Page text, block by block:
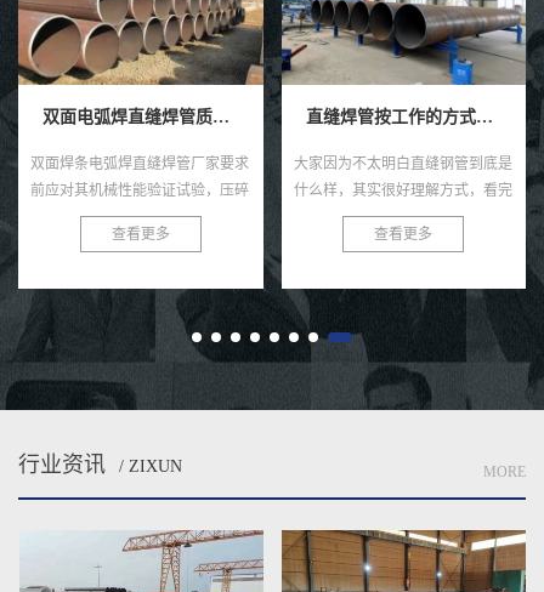
双面电弧焊直缝焊管质量检测
双面焊条电弧焊直缝焊管厂家要求
前应对其机械性能验证试验，压碎
相关试验和扩口相关试验，且需要
符合标准提出的要求，双面手工电
法...
查看更多
直缝焊管按工作的方式如何不同分类？
大家因为不太明白直缝钢管到底是
什么样，其实很好理解方式，看完
一篇文章你就懂啦。 无缝钢管按
照工作方法能够可分五种方式，即
查看更多
行业资讯 / ZIXUN MORE